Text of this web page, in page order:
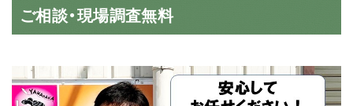
ご相談・現場調査無料